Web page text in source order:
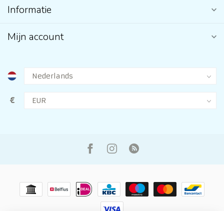
Informatie
Mijn account
€